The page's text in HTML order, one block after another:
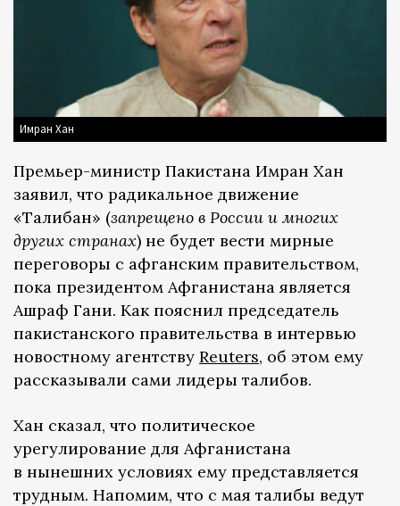
Имран Хан
Премьер-министр Пакистана Имран Хан
заявил, что радикальное движение
«Талибан» (запрещено в России и многих
других странах) не будет вести мирные
переговоры с афганским правительством,
пока президентом Афганистана является
Ашраф Гани. Как пояснил председатель
пакистанского правительства в интервью
новостному агентству Reuters, об этом ему
рассказывали сами лидеры талибов.
Хан сказал, что политическое
урегулирование для Афганистана
в нынешних условиях ему представляется
трудным. Напомим, что с мая талибы ведут